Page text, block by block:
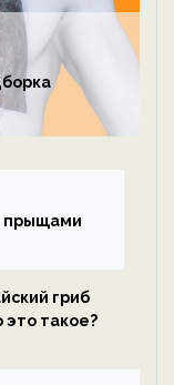
прыщами
гриб
это такое?